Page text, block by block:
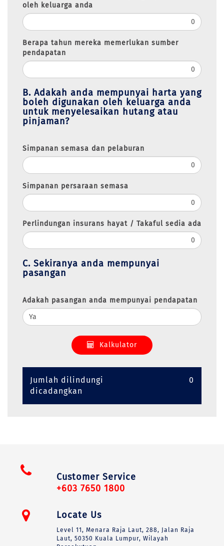
oleh keluarga anda
Berapa tahun mereka memerlukan sumber
pendapatan
B. Adakah anda mempunyai harta yang
boleh digunakan oleh keluarga anda
untuk menyelesaikan hutang atau
pinjaman?
Simpanan semasa dan pelaburan
Simpanan persaraan semasa
Perlindungan insurans hayat / Takaful sedia ada
C. Sekiranya anda mempunyai
pasangan
Adakah pasangan anda mempunyai pendapatan
Kalkulator
Jumlah dilindungi
dicadangkan
0
Customer Service
+603 7650 1800
Locate Us
Level 11, Menara Raja Laut, 288, Jalan Raja
Laut, 50350 Kuala Lumpur, Wilayah